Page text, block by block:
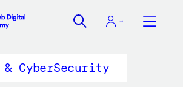
& CyberSecurity